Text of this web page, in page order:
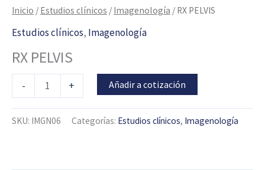
Inicio / Estudios clínicos / Imagenología / RX PELVIS
Estudios clínicos, Imagenología
RX PELVIS
- + Añadir a cotización
SKU: IMGN06 Categorías: Estudios clínicos, Imagenología